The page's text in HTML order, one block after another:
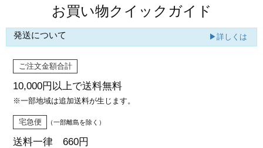
お買い物クイックガイド
発送について ▶詳しくは
ご注文金額合計
10,000円以上で送料無料
※一部地域は追加送料が生じます。
宅急便 （一部離島を除く）
送料一律 660円